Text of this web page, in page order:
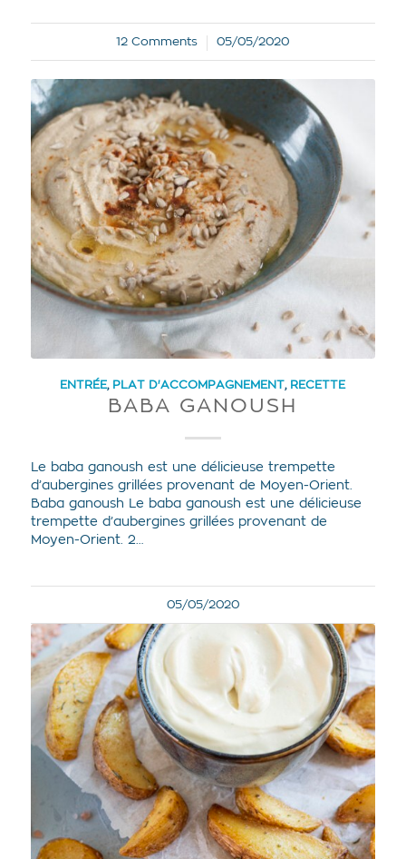
12 Comments
/ 05/05/2020
ENTRÉE, PLAT D'ACCOMPAGNEMENT, RECETTE
BABA GANOUSH
Le baba ganoush est une délicieuse trempette
d’aubergines grillées provenant de Moyen-Orient.
Baba ganoush Le baba ganoush est une délicieuse
trempette d’aubergines grillées provenant de
Moyen-Orient. 2…
05/05/2020